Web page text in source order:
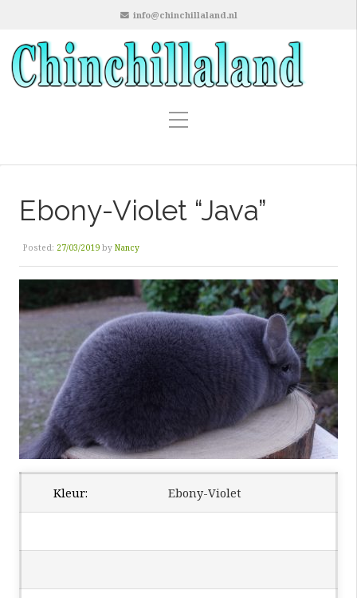
info@chinchillaland.nl
Ebony-Violet “Java”
Posted: 27/03/2019 by Nancy
Kleur: Ebony-Violet